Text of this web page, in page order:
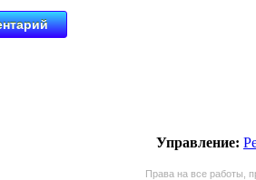
Управление:
Права на все работы,